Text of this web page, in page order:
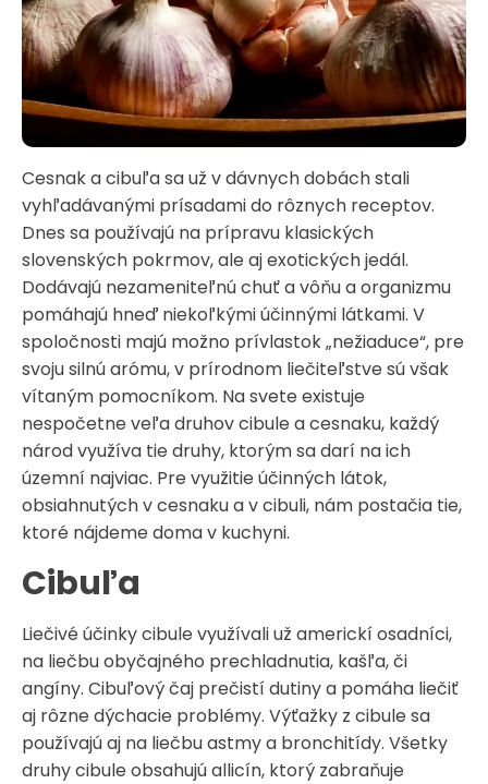
Cesnak a cibuľa sa už v dávnych dobách stali
vyhľadávanými prísadami do rôznych receptov.
Dnes sa používajú na prípravu klasických
slovenských pokrmov, ale aj exotických jedál.
Dodávajú nezameniteľnú chuť a vôňu a organizmu
pomáhajú hneď niekoľkými účinnými látkami. V
spoločnosti majú možno prívlastok „nežiaduce“, pre
svoju silnú arómu, v prírodnom liečiteľstve sú však
vítaným pomocníkom. Na svete existuje
nespočetne veľa druhov cibule a cesnaku, každý
národ využíva tie druhy, ktorým sa darí na ich
územní najviac. Pre využitie účinných látok,
obsiahnutých v cesnaku a v cibuli, nám postačia tie,
ktoré nájdeme doma v kuchyni.
Cibuľa
Liečivé účinky cibule využívali už americkí osadníci,
na liečbu obyčajného prechladnutia, kašľa, či
angíny. Cibuľový čaj prečistí dutiny a pomáha liečiť
aj rôzne dýchacie problémy. Výťažky z cibule sa
používajú aj na liečbu astmy a bronchitídy. Všetky
druhy cibule obsahujú allicín, ktorý zabraňuje